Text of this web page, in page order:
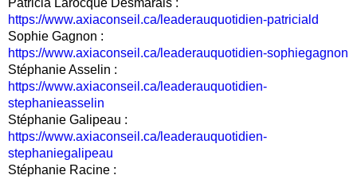
Patricia Larocque Desmarais :
https://www.axiaconseil.ca/leaderauquotidien-patriciald
Sophie Gagnon :
https://www.axiaconseil.ca/leaderauquotidien-sophiegagnon
Stéphanie Asselin :
https://www.axiaconseil.ca/leaderauquotidien-
stephanieasselin
Stéphanie Galipeau :
https://www.axiaconseil.ca/leaderauquotidien-
stephaniegalipeau
Stéphanie Racine :